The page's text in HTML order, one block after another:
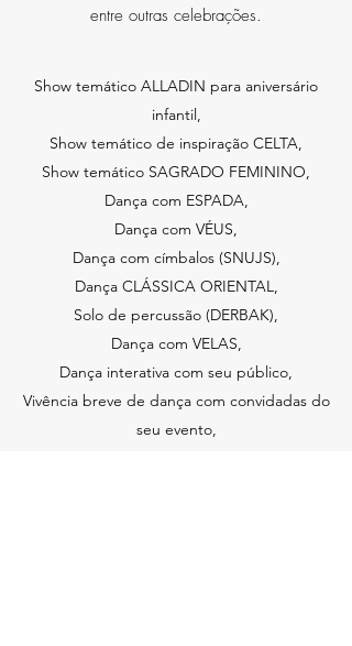
entre outras celebrações.
Show temático ALLADIN para aniversário
infantil,
Show temático de inspiração CELTA,
Show temático SAGRADO FEMININO,
Dança com ESPADA,
Dança com VÉUS,
Dança com címbalos (SNUJS),
Dança CLÁSSICA ORIENTAL,
Solo de percussão (DERBAK),
Dança com VELAS,
Dança interativa com seu público,
Vivência breve de dança com convidadas do
seu evento,